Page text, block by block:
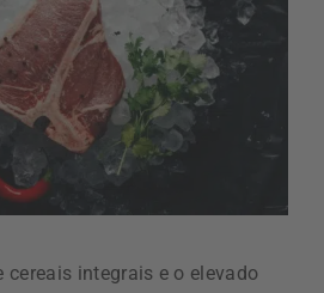
cereais integrais e o elevado